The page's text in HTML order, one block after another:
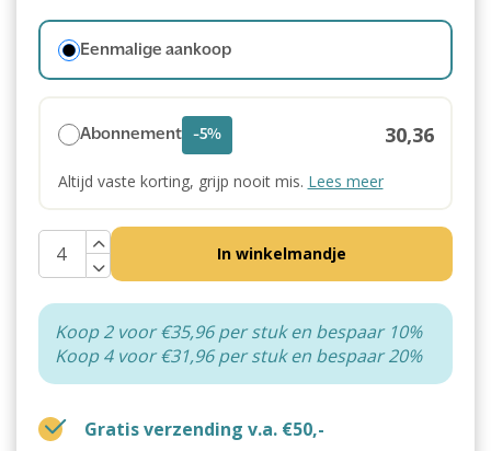
Eenmalige aankoop
Abonnement -5% 30,36
Altijd vaste korting, grijp nooit mis. Lees meer
In winkelmandje
Koop 2 voor €35,96 per stuk en bespaar 10%
Koop 4 voor €31,96 per stuk en bespaar 20%
Gratis verzending v.a. €50,-